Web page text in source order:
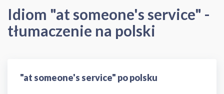
Idiom "at someone's service" -
tłumaczenie na polski
"at someone's service" po polsku